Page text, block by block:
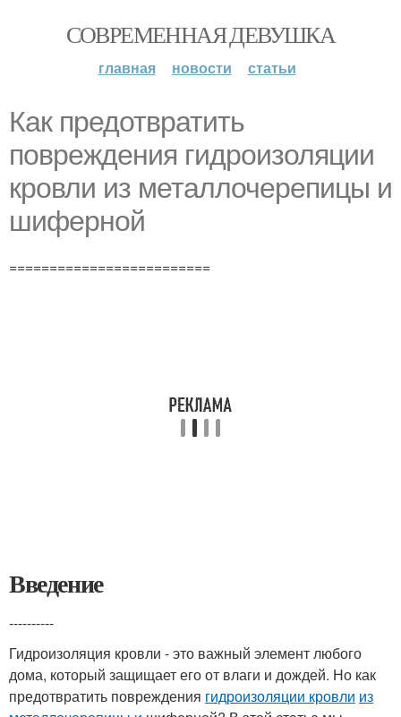
СОВРЕМЕННАЯ ДЕВУШКА
главная новости статьи
Как предотвратить
повреждения гидроизоляции
кровли из металлочерепицы и
шиферной
=========================
Введение
----------
Гидроизоляция кровли - это важный элемент любого
дома, который защищает его от влаги и дождей. Но как
предотвратить повреждения гидроизоляции кровли из